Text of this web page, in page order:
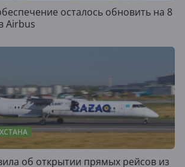
осталось обновить на 8
Airbus
об открытии прямых рейсов из